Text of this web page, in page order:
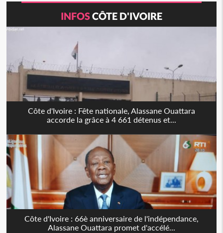
INFOSCÔTE D'IVOIRE
Côte d'Ivoire : Fête nationale, Alassane Ouattara
accorde la grâce à 4 661 détenus et...
Côte d'Ivoire : 66è anniversaire de l'indépendance,
Alassane Ouattara promet d'accélé...